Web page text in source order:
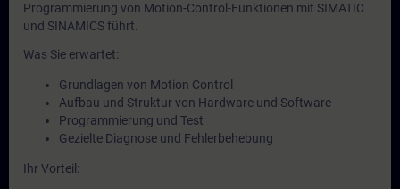
Programmierung von Motion-Control-Funktionen mit SIMATIC
und SINAMICS führt.
Was Sie erwartet:
Grundlagen von Motion Control
Aufbau und Struktur von Hardware und Software
Programmierung und Test
Gezielte Diagnose und Fehlerbehebung
Ihr Vorteil: